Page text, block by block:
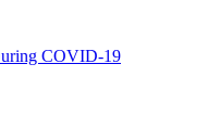
COVID-19